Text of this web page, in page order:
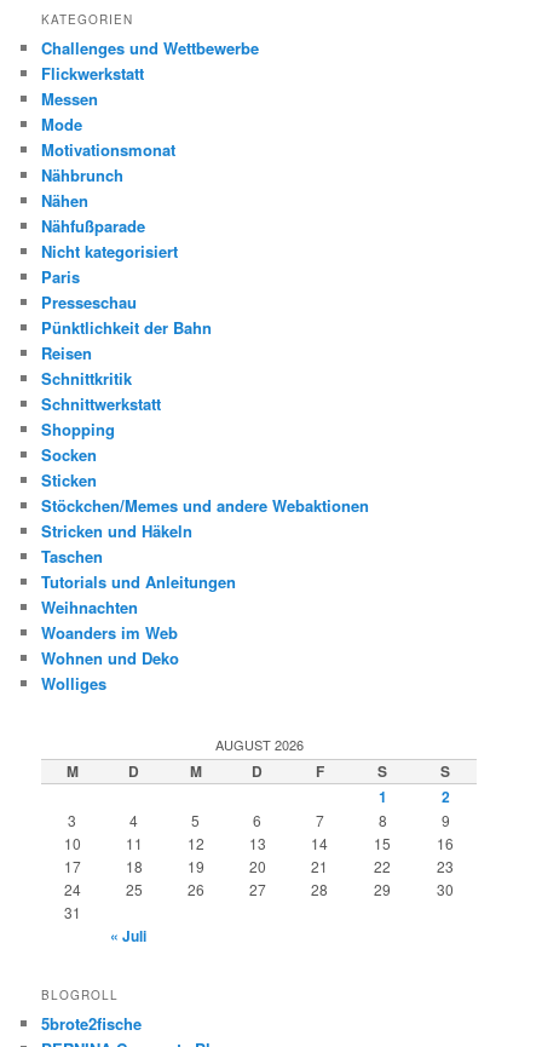
KATEGORIEN
Challenges und Wettbewerbe
Flickwerkstatt
Messen
Mode
Motivationsmonat
Nähbrunch
Nähen
Nähfußparade
Nicht kategorisiert
Paris
Presseschau
Pünktlichkeit der Bahn
Reisen
Schnittkritik
Schnittwerkstatt
Shopping
Socken
Sticken
Stöckchen/Memes und andere Webaktionen
Stricken und Häkeln
Taschen
Tutorials und Anleitungen
Weihnachten
Woanders im Web
Wohnen und Deko
Wolliges
AUGUST 2026
M D M D F S
S
1
2
3 4 5 6 7 8
9
10
11 12 13 14 15
16
17
18 19 20 21 22
23
24
25 26 27 28 29
30
31
« Juli
BLOGROLL
5brote2fische